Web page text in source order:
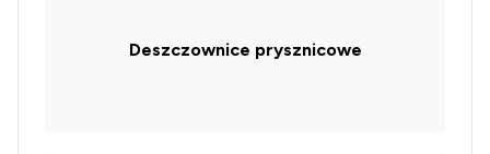
Deszczownice prysznicowe